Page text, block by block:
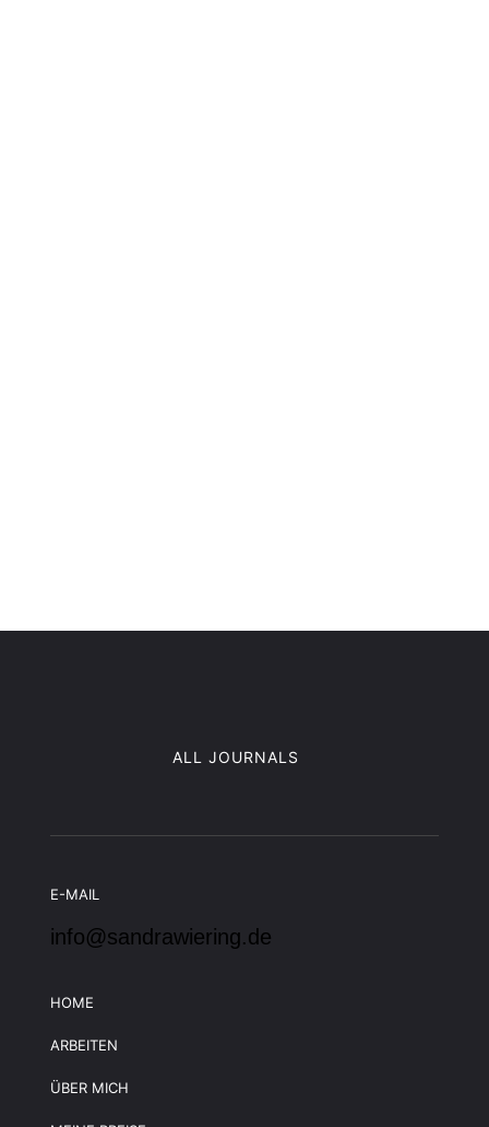
ALL JOURNALS
E-MAIL
info@sandrawiering.de
HOME
ARBEITEN
ÜBER MICH